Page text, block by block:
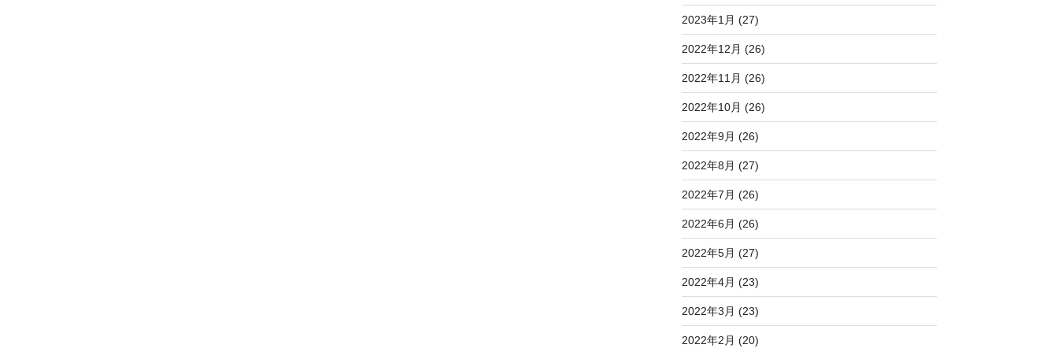
2023年1月 (27)
2022年12月 (26)
2022年11月 (26)
2022年10月 (26)
2022年9月 (26)
2022年8月 (27)
2022年7月 (26)
2022年6月 (26)
2022年5月 (27)
2022年4月 (23)
2022年3月 (23)
2022年2月 (20)